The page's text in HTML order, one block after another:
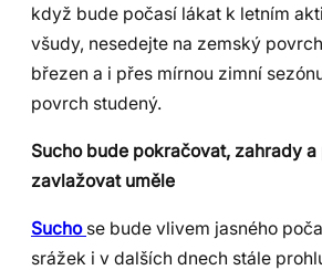
když bude počasí lákat k letním
všudy, nesedejte na zemský
březen a i přes mírnou zimní
povrch studený.
Sucho bude pokračovat, zahrady
zavlažovat uměle
Sucho se bude vlivem jasného
srážek i v dalších dnech stále